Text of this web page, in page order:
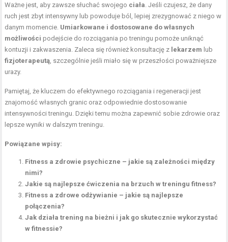
Ważne jest, aby zawsze słuchać swojego ciała. Jeśli czujesz, że dany
ruch jest zbyt intensywny lub powoduje ból, lepiej zrezygnować z niego w
danym momencie. Umiarkowane i dostosowane do własnych
możliwości podejście do rozciągania po treningu pomoże uniknąć
kontuzji i zakwaszenia. Zaleca się również konsultację z lekarzem lub
fizjoterapeutą, szczególnie jeśli miało się w przeszłości poważniejsze
urazy.
Pamiętaj, że kluczem do efektywnego rozciągania i regeneracji jest
znajomość własnych granic oraz odpowiednie dostosowanie
intensywności treningu. Dzięki temu można zapewnić sobie zdrowie oraz
lepsze wyniki w dalszym treningu.
Powiązane wpisy:
Fitness a zdrowie psychiczne – jakie są zależności między
nimi?
Jakie są najlepsze ćwiczenia na brzuch w treningu fitness?
Fitness a zdrowe odżywianie – jakie są najlepsze
połączenia?
Jak działa trening na bieżni i jak go skutecznie wykorzystać
w fitnessie?